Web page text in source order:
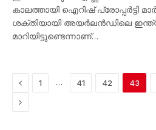
കാലത്തായി ഐറിഷ് പ്രോപ്പർട്ടി
ശക്തിയായി അയർലൻഡിലെ
മാറിയിട്ടുണ്ടെന്നാണ്…
Previous
1 … 41 42 43
Next